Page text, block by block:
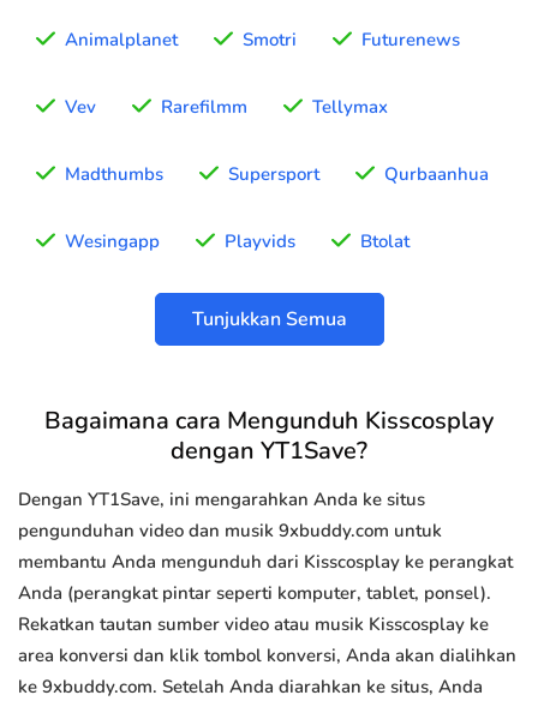
Animalplanet Smotri Futurenews
Vev Rarefilmm Tellymax
Madthumbs Supersport Qurbaanhua
Wesingapp Playvids Btolat
Tunjukkan Semua
Bagaimana cara Mengunduh Kisscosplay
dengan YT1Save?
Dengan YT1Save, ini mengarahkan Anda ke situs
pengunduhan video dan musik 9xbuddy.com untuk
membantu Anda mengunduh dari Kisscosplay ke perangkat
Anda (perangkat pintar seperti komputer, tablet, ponsel).
Rekatkan tautan sumber video atau musik Kisscosplay ke
area konversi dan klik tombol konversi, Anda akan dialihkan
ke 9xbuddy.com. Setelah Anda diarahkan ke situs, Anda